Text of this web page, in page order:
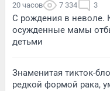
20 часов 7 334 3
С рождения в неволе.
осужденные мамы
детьми
Знаменитая тикток-
редкой формой рака,